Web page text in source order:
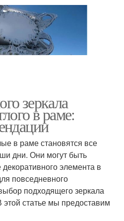
зеркала
в раме:
в раме становятся все
дни. Они могут быть
элемента в
повседневного
подходящего зеркала
статье мы предоставим